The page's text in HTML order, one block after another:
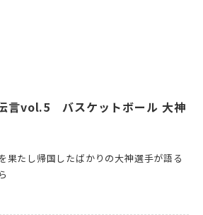
言vol.5 バスケットボール 大神
果たし帰国したばかりの大神選手が語る